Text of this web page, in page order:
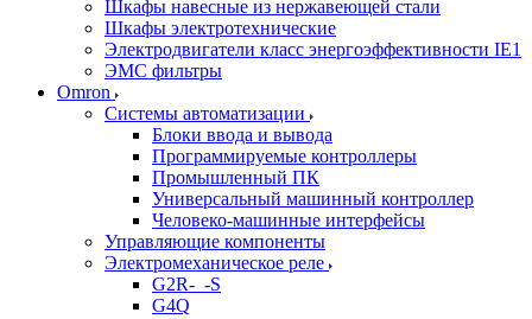
Шкафы навесные из нержавеющей стали
Шкафы электротехнические
Электродвигатели класс энергоэффективности IE1
ЭМС фильтры
Omron
Системы автоматизации
Блоки ввода и вывода
Программируемые контроллеры
Промышленный ПК
Универсальный машинный контроллер
Человеко-машинные интерфейсы
Управляющие компоненты
Электромеханическое реле
G2R-_-S
G4Q